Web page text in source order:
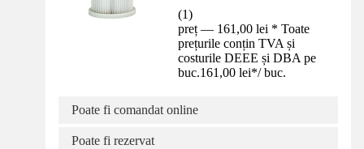
(1)
preț — 161,00 lei * Toate
prețurile conțin TVA și
costurile DEEE și DBA pe
buc.161,00 lei*/ buc.
Poate fi comandat online
Poate fi rezervat